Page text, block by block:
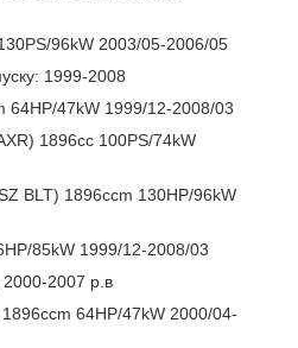
96kW 2003/05-2006/05
1999-2008
64HP/47kW 1999/12-2008/03
1896cc 100PS/74kW
BLT) 1896ccm 130HP/96kW
85kW 1999/12-2008/03
2007 р.в
64HP/47kW 2000/04-